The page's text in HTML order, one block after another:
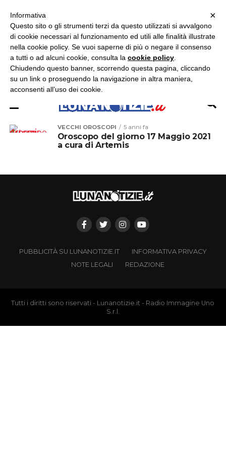
ASCOLTA RADIO LUNA
VECCHI OROSCOPI 5 anni fa
Oroscopo del giorno 17 Maggio 2021
a cura di Artemis
PUBBLICITÀ SU LUNANOTIZIE.IT
INFORMATIVA PRIVACY
NOTE LEGALI
REDAZIONE
Tutti i diritti sono riservati - Lunanotizie.it - Radio Immagine Uno
S.r.l.
×
×
Informativa
Questo sito o gli strumenti terzi da questo utilizzati si avvalgono
di cookie necessari al funzionamento ed utili alle finalità illustrate
nella cookie policy. Se vuoi saperne di più o negare il consenso
a tutti o ad alcuni cookie, consulta la cookie policy
Chiudendo questo banner, scorrendo questa pagina, cliccando
su un link o proseguendo la navigazione in altra maniera,
acconsenti all’uso dei cookie.